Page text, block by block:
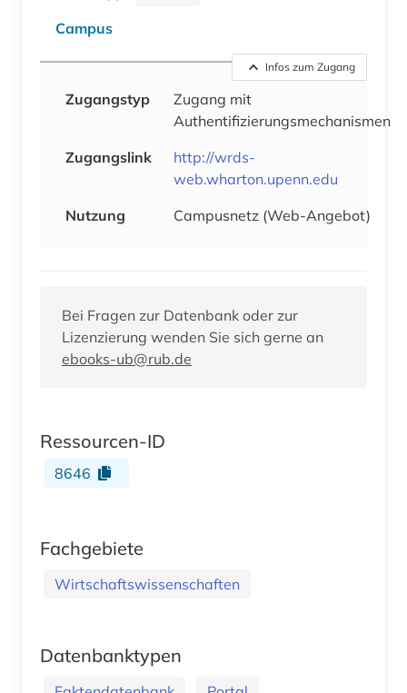
Campus
Infos zum Zugang
Zugangstyp
Zugang mit
Authentifizierungsmechanismen
Zugangslink
http://wrds-
web.wharton.upenn.edu
Nutzung
Campusnetz (Web-Angebot)
Bei Fragen zur Datenbank oder zur
Lizenzierung wenden Sie sich gerne an
ebooks-ub@rub.de
Ressourcen-ID
8646
Fachgebiete
Wirtschaftswissenschaften
Datenbanktypen